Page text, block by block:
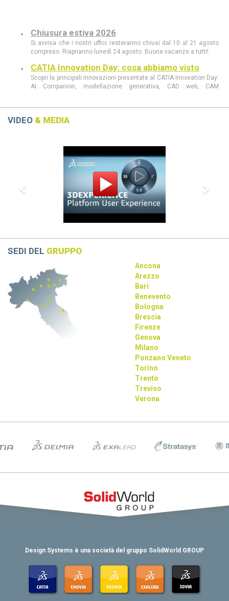
Chiusura estiva 2026
Si avvisa che i nostri uffici resteranno chiusi dal 10 al 21 agosto
compreso. Riaprianno lunedì 24 agosto. Buone vacanze a tutti!
CATIA Innovation Day: cosa abbiamo visto
Scopri le principali innovazioni presentate al CATIA Innovation Day:
AI Companion, modellazione generativa, CAD web, CAM
CATIA Innovation Day 11 giugno a Milano
Demo live, innovazione e casi concreti in un’unica giornata.
CATIA R2026 vs CATIA R2025: tutte le
differenze che devi conoscere
scopri le differenze tra CATIA R2026 e CATIA R2025
Dassault Systèmes, Apple e NVIDIA: una
partnership strategica
La collaborazione tra Dassault Systèmes, Apple e NVIDIA
VIDEO & MEDIA
SEDI DEL GRUPPO
Ancona
Arezzo
Bari
Benevento
Bologna
Brescia
Firenze
Genova
Milano
Ponzano Veneto
Torino
Trento
Treviso
Verona
Design Systems è una società del gruppo SolidWorld GROUP